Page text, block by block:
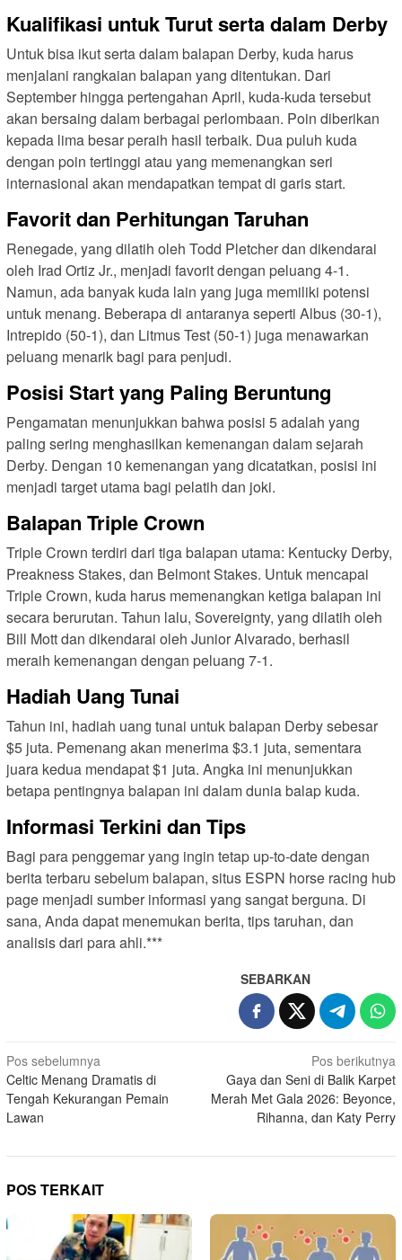
Kualifikasi untuk Turut serta dalam Derby
Untuk bisa ikut serta dalam balapan Derby, kuda harus
menjalani rangkaian balapan yang ditentukan. Dari
September hingga pertengahan April, kuda-kuda tersebut
akan bersaing dalam berbagai perlombaan. Poin diberikan
kepada lima besar peraih hasil terbaik. Dua puluh kuda
dengan poin tertinggi atau yang memenangkan seri
internasional akan mendapatkan tempat di garis start.
Favorit dan Perhitungan Taruhan
Renegade, yang dilatih oleh Todd Pletcher dan dikendarai
oleh Irad Ortiz Jr., menjadi favorit dengan peluang 4-1.
Namun, ada banyak kuda lain yang juga memiliki potensi
untuk menang. Beberapa di antaranya seperti Albus (30-1),
Intrepido (50-1), dan Litmus Test (50-1) juga menawarkan
peluang menarik bagi para penjudi.
Posisi Start yang Paling Beruntung
Pengamatan menunjukkan bahwa posisi 5 adalah yang
paling sering menghasilkan kemenangan dalam sejarah
Derby. Dengan 10 kemenangan yang dicatatkan, posisi ini
menjadi target utama bagi pelatih dan joki.
Balapan Triple Crown
Triple Crown terdiri dari tiga balapan utama: Kentucky Derby,
Preakness Stakes, dan Belmont Stakes. Untuk mencapai
Triple Crown, kuda harus memenangkan ketiga balapan ini
secara berurutan. Tahun lalu, Sovereignty, yang dilatih oleh
Bill Mott dan dikendarai oleh Junior Alvarado, berhasil
meraih kemenangan dengan peluang 7-1.
Hadiah Uang Tunai
Tahun ini, hadiah uang tunai untuk balapan Derby sebesar
$5 juta. Pemenang akan menerima $3.1 juta, sementara
juara kedua mendapat $1 juta. Angka ini menunjukkan
betapa pentingnya balapan ini dalam dunia balap kuda.
Informasi Terkini dan Tips
Bagi para penggemar yang ingin tetap up-to-date dengan
berita terbaru sebelum balapan, situs ESPN horse racing hub
page menjadi sumber informasi yang sangat berguna. Di
sana, Anda dapat menemukan berita, tips taruhan, dan
analisis dari para ahli.***
SEBARKAN
N
a
v
g
a
s
i
Pos sebelumnya
Celtic Menang Dramatis di
Tengah Kekurangan Pemain
Lawan
Pos berikutnya
Gaya dan Seni di Balik Karpet
Merah Met Gala 2026: Beyonce,
Rihanna, dan Katy Perry
POS TERKAIT